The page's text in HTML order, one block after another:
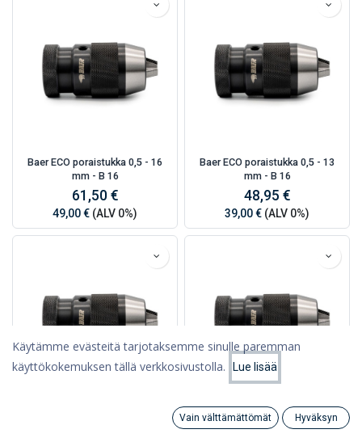
Suosituimmat
Category
Baer ECO poraistukka 0,5 - 16
mm - B 16
61,50 €
49,00 € (ALV 0%)
Baer ECO poraistukka 0,5 - 13
mm - B 16
48,95 €
39,00 € (ALV 0%)
Baer ECO poraistukka 0,5 - 16
mm - B 18
Käytämme evästeitä tarjotaksemme sinulle paremman
käyttökokemuksen tällä verkkosivustolla.
Lue lisää
Vain välttämättömät Hyväksyn